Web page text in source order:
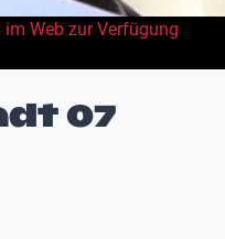
Web zur Verfügung
07